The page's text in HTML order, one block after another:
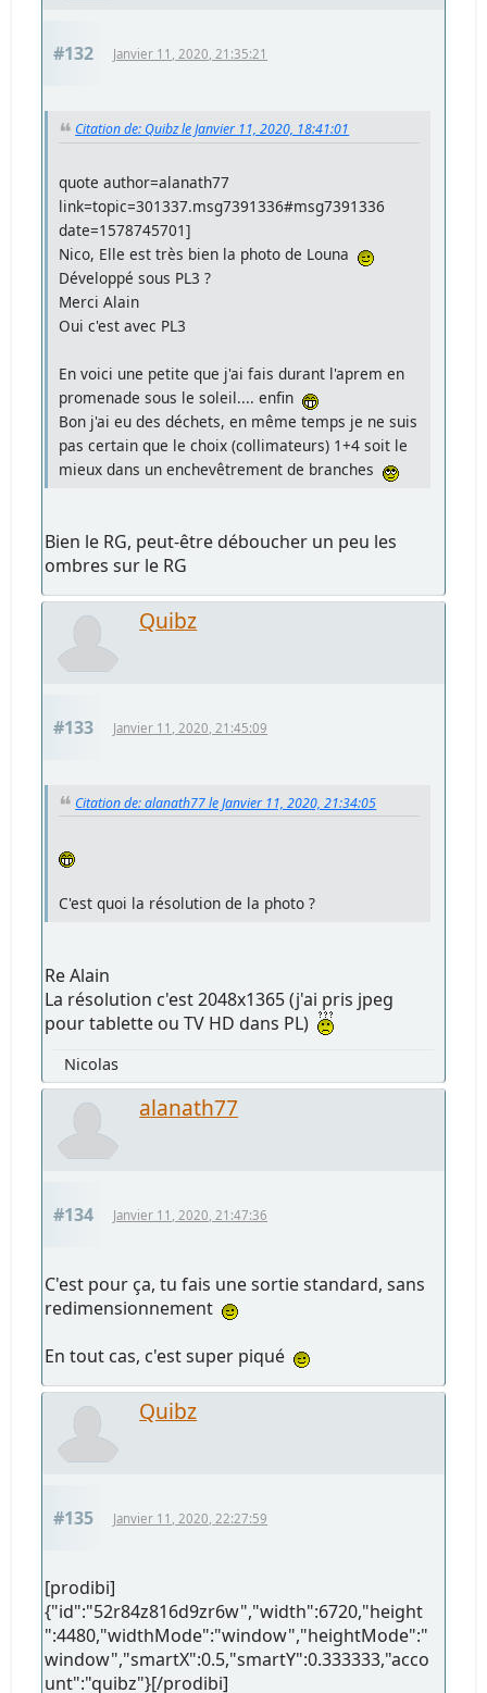
#132 Janvier 11, 2020, 21:35:21
Citation de: Quibz le Janvier 11, 2020, 18:41:01
quote author=alanath77
link=topic=301337.msg7391336#msg7391336
date=1578745701]
Nico, Elle est très bien la photo de Louna
Développé sous PL3 ?
Merci Alain
Oui c'est avec PL3
En voici une petite que j'ai fais durant l'aprem en
promenade sous le soleil.... enfin
Bon j'ai eu des déchets, en même temps je ne suis
pas certain que le choix (collimateurs) 1+4 soit le
mieux dans un enchevêtrement de branches
Bien le RG, peut-être déboucher un peu les
ombres sur le RG
Quibz
#133 Janvier 11, 2020, 21:45:09
Citation de: alanath77 le Janvier 11, 2020, 21:34:05
C'est quoi la résolution de la photo ?
Re Alain
La résolution c'est 2048x1365 (j'ai pris jpeg
pour tablette ou TV HD dans PL)
Nicolas
alanath77
#134 Janvier 11, 2020, 21:47:36
C'est pour ça, tu fais une sortie standard, sans
redimensionnement
En tout cas, c'est super piqué
Quibz
#135 Janvier 11, 2020, 22:27:59
[prodibi]
{"id":"52r84z816d9zr6w","width":6720,"height
":4480,"widthMode":"window","heightMode":"
window","smartX":0.5,"smartY":0.333333,"acco
unt":"quibz"}[/prodibi]